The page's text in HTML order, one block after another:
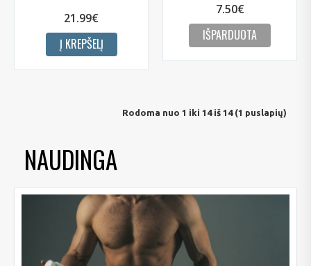
21.99€
Į KREPŠELĮ
7.50€
IŠPARDUOTA
Rodoma nuo 1 iki 14 iš 14 (1 puslapių)
NAUDINGA